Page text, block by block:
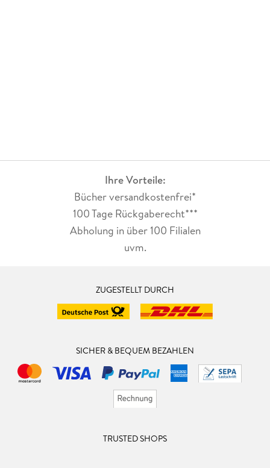
Ihre Vorteile:
Bücher versandkostenfrei*
100 Tage Rückgaberecht***
Abholung in über 100 Filialen
uvm.
ZUGESTELLT DURCH
SICHER & BEQUEM BEZAHLEN
TRUSTED SHOPS